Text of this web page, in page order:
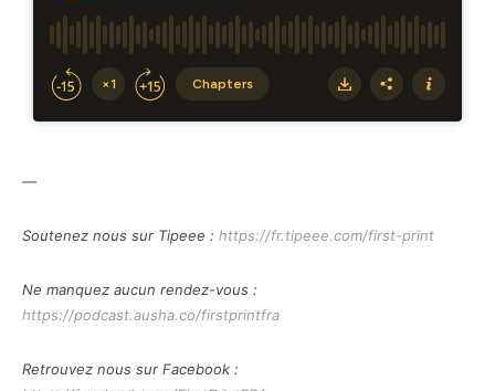
—
Soutenez nous sur Tipeee : https://fr.tipeee.com/first-print
Ne manquez aucun rendez-vous :
https://podcast.ausha.co/firstprintfra
Retrouvez nous sur Facebook :